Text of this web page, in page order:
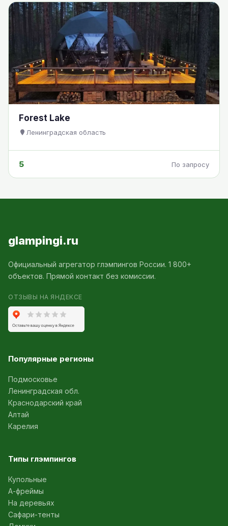
Forest Lake
Ленинградская область
5 По запросу
glampingi.ru
Официальный агрегатор глэмпингов России. 1 800+
объектов. Прямой контакт без комиссии.
ОТЗЫВЫ НА ЯНДЕКСЕ
Популярные регионы
Подмосковье
Ленинградская обл.
Краснодарский край
Алтай
Карелия
Типы глэмпингов
Купольные
А-фреймы
На деревьях
Сафари-тенты